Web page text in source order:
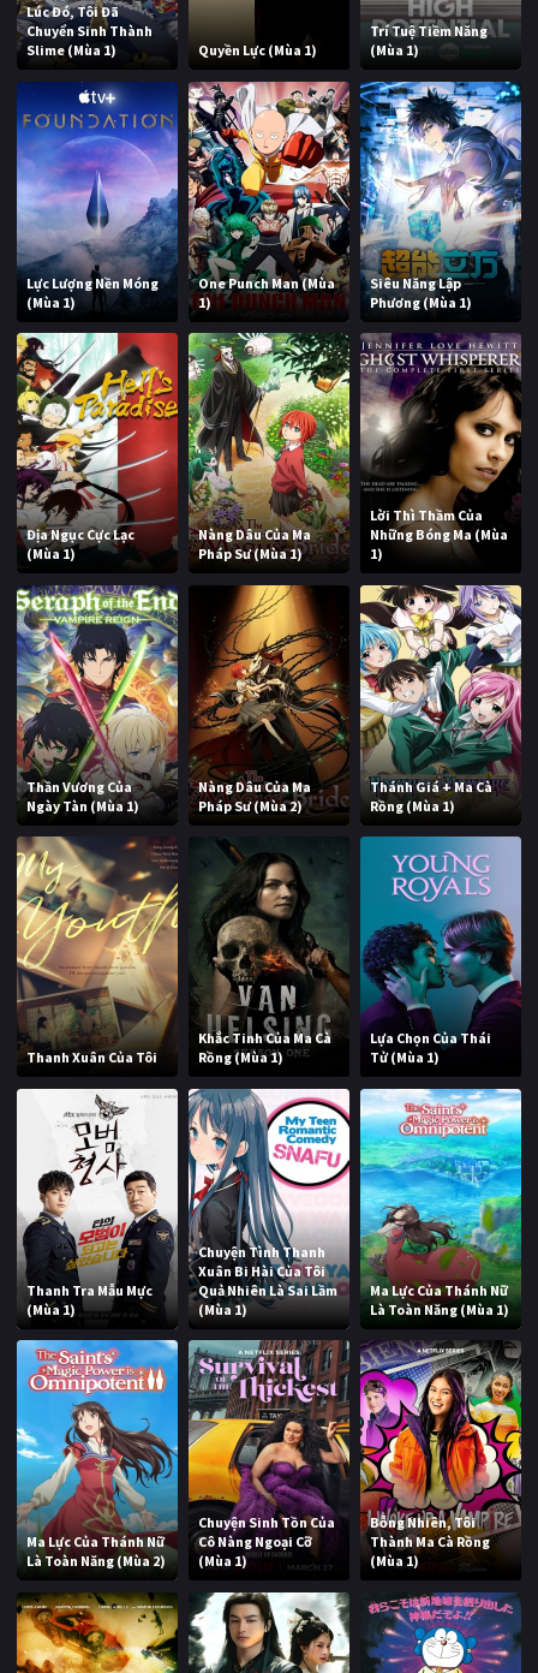
Lúc Đó, Tôi Đã
Chuyển Sinh Thành
Slime (Mùa 1)
Quyền Lực (Mùa 1)
Trí Tuệ Tiềm Năng
(Mùa 1)
Lực Lượng Nền Móng
(Mùa 1)
One Punch Man (Mùa
1)
Siêu Năng Lập
Phương (Mùa 1)
Địa Ngục Cực Lạc
(Mùa 1)
Nàng Dâu Của Ma
Pháp Sư (Mùa 1)
Lời Thì Thầm Của
Những Bóng Ma (Mùa
1)
Thần Vương Của
Ngày Tàn (Mùa 1)
Nàng Dâu Của Ma
Pháp Sư (Mùa 2)
Thánh Giá + Ma Cà
Rồng (Mùa 1)
Thanh Xuân Của Tôi
Khắc Tinh Của Ma Cà
Rồng (Mùa 1)
Lựa Chọn Của Thái
Tử (Mùa 1)
Thanh Tra Mẫu Mực
(Mùa 1)
Chuyện Tình Thanh
Xuân Bi Hài Của Tôi
Quả Nhiên Là Sai Lầm
(Mùa 1)
Ma Lực Của Thánh Nữ
Là Toàn Năng (Mùa 1)
Ma Lực Của Thánh Nữ
Là Toàn Năng (Mùa 2)
Chuyện Sinh Tồn Của
Cô Nàng Ngoại Cỡ
(Mùa 1)
Bỗng Nhiên, Tôi
Thành Ma Cà Rồng
(Mùa 1)